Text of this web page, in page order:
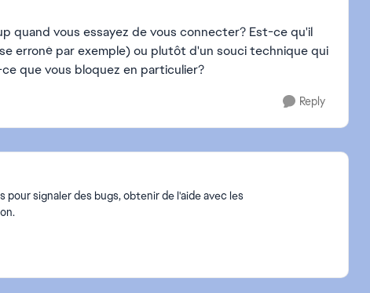
quand vous essayez de vous connecter? Est-ce qu'il
erroné par exemple) ou plutôt d'un souci technique qui
que vous bloquez en particulier?
Reply
pour signaler des bugs, obtenir de l'aide avec les